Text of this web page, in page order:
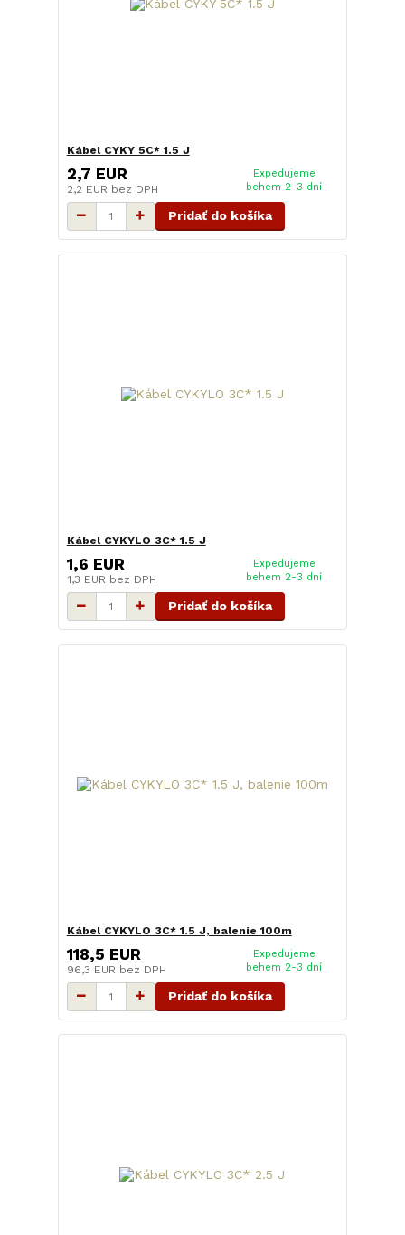
Kábel CYKY 5C* 1.5 J
2,7 EUR
2,2 EUR bez DPH
Expedujeme
behem 2-3 dní
Pridať do košíka
Kábel CYKYLO 3C* 1.5 J
1,6 EUR
1,3 EUR bez DPH
Expedujeme
behem 2-3 dní
Pridať do košíka
Kábel CYKYLO 3C* 1.5 J, balenie 100m
118,5 EUR
96,3 EUR bez DPH
Expedujeme
behem 2-3 dní
Pridať do košíka